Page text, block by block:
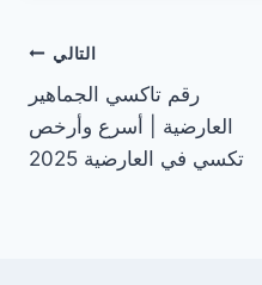
التالي
رقم تاكسي الجماهير
العارضية | أسرع وأرخص
تكسي في العارضية 2025